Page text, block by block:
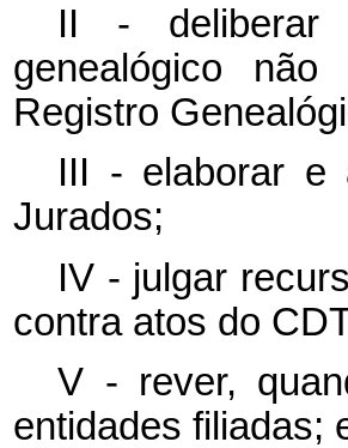
II - deliberar
genealógico
Registro
III - elaborar e
Jurados;
IV - julgar
contra atos do
V - rever,
entidades filiadas;